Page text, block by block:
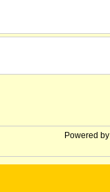
Powered by